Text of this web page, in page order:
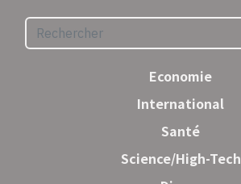
Economie
International
Santé
Science/High-Tech